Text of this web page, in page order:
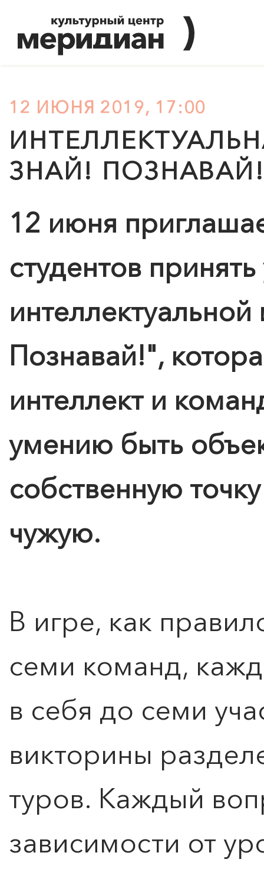
12 ИЮНЯ 2019, 17:00
ЗНАЙ!
12 июня
студентов принять
Познавай!",
интеллект и
умению быть
собственную
чужую.
В игре, как
семи команд,
в себя до семи
викторины
туров. Каждый
зависимости от